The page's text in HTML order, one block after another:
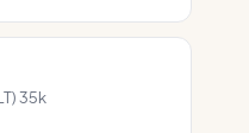
35k